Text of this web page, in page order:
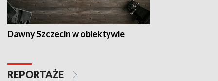
Dawny Szczecin w obiektywie
REPORTAŻE